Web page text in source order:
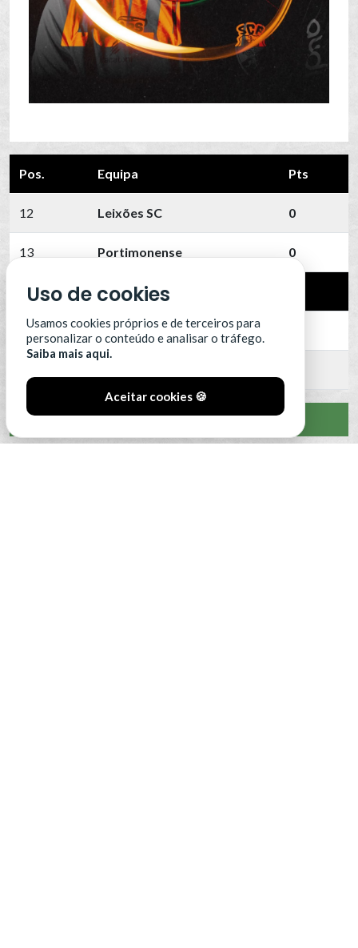
Pos. Equipa Pts
12 Leixões SC 0
13 Portimonense 0
14 SC Farense
15 SCU Torreense
VER CLASSIFICAÇÃO COMPLETA
Uso de cookies
Usamos cookies próprios e de terceiros para
personalizar o conteúdo e analisar o tráfego.
Saiba mais aqui.
Aceitar cookies 🍪